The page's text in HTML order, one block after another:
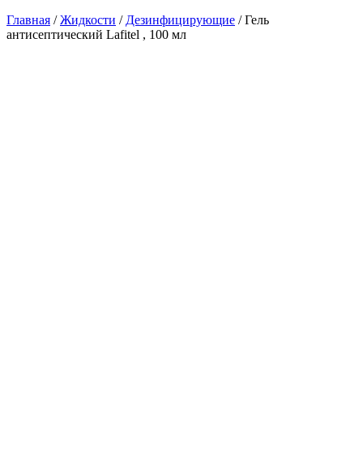
Главная /Жидкости / Дезинфицирующие /Гель
антисептический Lafitel , 100 мл